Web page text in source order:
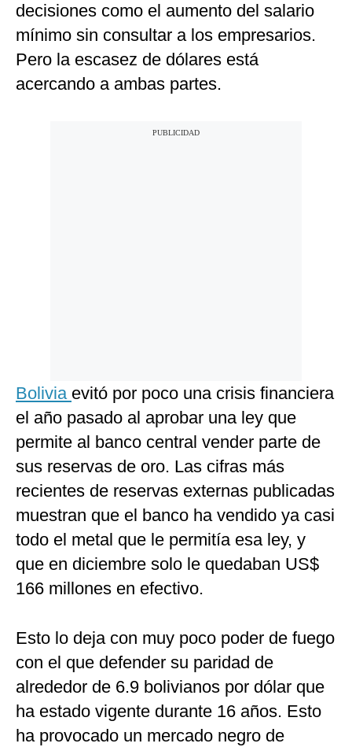
decisiones como el aumento del salario
mínimo sin consultar a los empresarios.
Pero la escasez de dólares está
acercando a ambas partes.
Bolivia evitó por poco una crisis financiera
el año pasado al aprobar una ley que
permite al banco central vender parte de
sus reservas de oro. Las cifras más
recientes de reservas externas publicadas
muestran que el banco ha vendido ya casi
todo el metal que le permitía esa ley, y
que en diciembre solo le quedaban US$
166 millones en efectivo.
Esto lo deja con muy poco poder de fuego
con el que defender su paridad de
alrededor de 6.9 bolivianos por dólar que
ha estado vigente durante 16 años. Esto
ha provocado un mercado negro de